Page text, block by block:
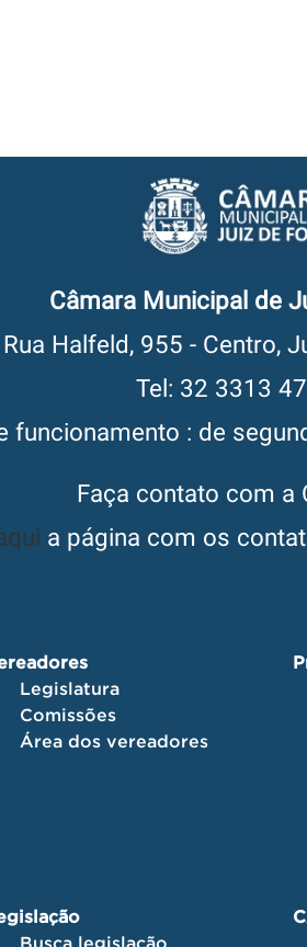
Câmara Municipal de
Rua Halfeld, 955 - Centro,
Tel: 32 3313
funcionamento : de
Faça contato com a
a página com os
Legislatura
Comissões
Área dos vereadores
Busca legislação